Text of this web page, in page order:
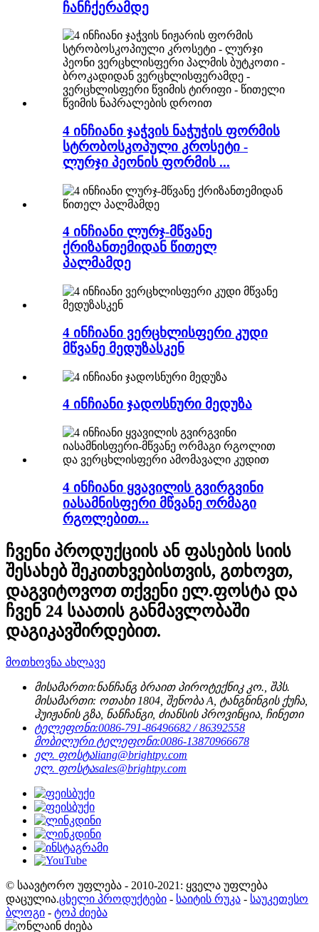
ჩანჩქერამდე
4 ინჩიანი ჯაჭვის ნაჭუჭის ფორმის
სტრობოსკოპული კროსეტი -
ლურჯი პეონის ფორმის ...
4 ინჩიანი ლურჯ-მწვანე
ქრიზანთემიდან წითელ
პალმამდე
4 ინჩიანი ვერცხლისფერი კუდი
მწვანე მედუზასკენ
4 ინჩიანი ჯადოსნური მედუზა
4 ინჩიანი ყვავილის გვირგვინი
იასამნისფერი მწვანე ორმაგი
რგოლებით...
ჩვენი პროდუქციის ან ფასების სიის
შესახებ შეკითხვებისთვის, გთხოვთ,
დაგვიტოვოთ თქვენი ელ.ფოსტა და
ჩვენ 24 საათის განმავლობაში
დაგიკავშირდებით.
მოთხოვნა ახლავე
მისამართი:ნანჩანგ ბრაით პიროტექნიკ კო., შპს.
მისამართი: ოთახი 1804, შენობა A, ტანგნინგის ქუჩა,
ჰუიჟანის გზა, ნანჩანგი, ძიანსის პროვინცია, ჩინეთი
ტელეფონი:0086-791-86496682 / 86392558
მობილური ტელეფონი:0086-13870966678
ელ. ფოსტაliang@brightpy.com
ელ. ფოსტაsales@brightpy.com
© საავტორო უფლება - 2010-2021: ყველა უფლება
დაცულია.ცხელი პროდუქტები - საიტის რუკა - საუკეთესო
ბლოგი - ტოპ ძიება